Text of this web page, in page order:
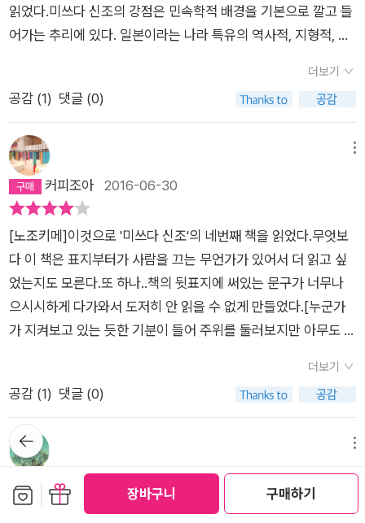
장바구니 구매하기
게 된다. 발을 들이지 말아야 할 곳에 발을 들여서 ‘무언가’에 씌
이게 된다는 이야기. 괴담답게 그 ‘무언가’에 대해서는 밝혀지는
택의 흉사’에서 비로소 ‘그것’의 정체에 대한 단서들이 던져진다.
두 번째 원고는 어느 민속학자의 봉인된 기록으로, 민속학자는 끝
끝내 그 원고가 세상에 공개되길 꺼려했으나 결국은 작가에게 전
달된다. 그 원고의 내용은 이렇다. 민속학자 아이자와 소이치는
민속학을 공부하던 학생시절 불의의 사고로 친우를 잃는다. 그의
명복을 빌어주고자 친구의 본가를 찾아가는데, 친구의 본가는 독
돌림을 당하고 있으며, 이방인 살해 전설의 장본인이라는 어두운
과거를 가진 일족이었던 것이다. 과거의 잘못으로 일족은 노조키
메, 즉 엿보는 눈의 앙화를 받게 되어 재앙을 피하기 위해 혼례나
상례와 같은 집안의 큰일에서부터 평소의 생활에 이르기까지 모
든 면면에서 기묘하고도 기괴한 의식을 치르고 있었다. 일족은 물
론 마을 사람들 모두 노조키메를 두려워하고 있었는데. 여기서 등
장하는 그 노조키메는 첫 번째 원고의 ‘그것’과 같은 요괴이다. 종
끊이질 않고 줄초상이 이어진다. 그 모든 현상을 경험하고 가까스
로 목숨을 건진 아이자와 소이치는 그때의 경험을 원고로 남긴다.
작가 미쓰다 신조의 추리가 이어진다. 첫 번째 원고에서 금기를
읽었다.미쓰다 신조의 강점은 민속학적 배경을 기본으로 깔고 들
어가는 추리에 있다. 일본이라는 나라 특유의 역사적, 지형적, 정
만하게끔 이야기를 끌어가기 때문에 허무맹랑한 무서운 이야기
들과는 다른 새로운 차원의 괴담이 등장하는 것이다. 어딘가에서
주워들은 얘기인데, 코미디의 근원은 비극이라고 한다. 공포의 시
작도 이와 비슷하지 않을까. 진정한 공포의 탄생과 그것이 주는
위력 외에 깜짝 놀라게 만드는 장면이나 갑자기 큰소리를 내는 등
의 효과만으로 공포 영화라 우기는 것들도 많다. 피칠갑된 장면과
담이라 이름 붙여서는 안 될 것이다. 괴담이 탄생하고 공포를 느
끼게 되는 모든 과정엔 사람이 있다. 사람의 어둡고 비열하고 잔
인한 면면들이 괴담의 시발점이 되고 공포의 근원이 된다. 사실
괴담이라는 것은 전해내려오는 이야기이기 때문에 언제부터인
지, 원인이 무엇인지, 무슨 일이 생겼었는지 제대로 전해지지 않
아도 그만이다. 인과관계 따위를 알려줄 인물들도 이미 저세상 사
람이 된 지 오래고 이런저런 말들만 보태어져 실체가 되려 사라질
에 올릴 연극처럼 완벽히 세팅된 장소를 만들어 그럴듯한 인물을
탄생시키고 전승되는 이야기에 뭔가 변곡점이 될만한 사건을 집
어 넣는다. 그 어떤 사소한 말 한마디, 물건 하나 낭비하는 법 없
이 알뜰하게 활용한다. 분명 호랑이 담배 피던 시절 이야기이고,
더보기
공감 (1) 댓글 (0)
커피조아 2016-06-30
[노조키메]이것으로 '미쓰다 신조'의 네번째 책을 읽었다.무엇보
다 이 책은 표지부터가 사람을 끄는 무언가가 있어서 더 읽고 싶
었는지도 모른다.또 하나..책의 뒷표지에 써있는 문구가 너무나
으시시하게 다가와서 도저히 안 읽을 수 없게 만들었다.[누군가
가 지켜보고 있는 듯한 기분이 들어 주위를 둘러보지만 아무도 없
권합니다]-<서장>중에서...으으으으~어디선가 나를 보고있다?
약간의 공간과 틈만 있음 그 곳에서 누군가가 나를 보고있다?
헉!!!!!!오히려 이러한 느낌이 더 공포와 오싹함을 주는거 같다.이
책은 두가지의 이야기가 '노조키메'라는 괴이로 연결이 된다는 것
이다.1.(엿보는 저택의 괴이)는 도쿠라 시게루는 같은 또래의 대
학생들과 어느 별장의 리조트에서 아르바이트를 하며 괴이한 경
험을 한다.리조트 관리인이 가지말라는 산속을 시게루 일행은 호
더보기
공감 (1) 댓글 (0)
red7177
뒤로가
기